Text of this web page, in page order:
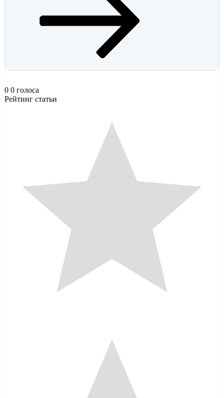
0 0 голоса
Рейтинг статьи